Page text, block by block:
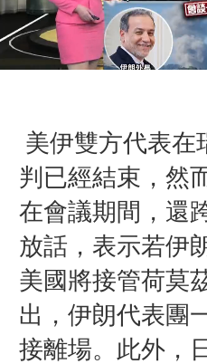
美伊雙方代表在
判已經結束，然
在會議期間， 還
放話，表示若伊
美國將接管荷莫
出，伊朗代表團
接離場。此外，